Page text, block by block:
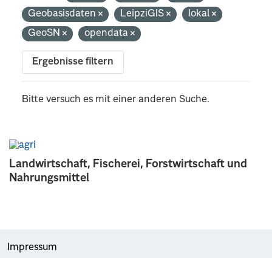
Landwirtschaft, Fischerei, Forstwirtschaft und
Nahrungsmittel
Geobasisdaten
LeipziGIS
lokal
GeoSN
opendata
Ergebnisse filtern
Bitte versuch es mit einer anderen Suche.
Impressum